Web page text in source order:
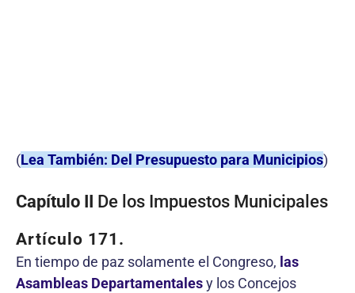
(Lea También: Del Presupuesto para Municipios)
Capítulo II De los Impuestos Municipales
Artículo 171.
En tiempo de paz solamente el Congreso, las
Asambleas Departamentalesy los Concejos